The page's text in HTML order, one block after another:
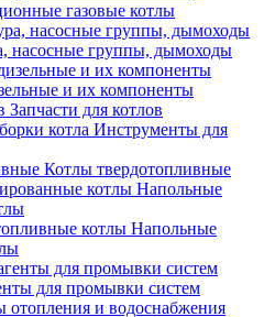
газовые котлы
насосные группы, дымоходы
и их компоненты
Запчасти для котлов
Инструменты для
Котлы твердотопливные
Напольные
Напольные
для промывки систем